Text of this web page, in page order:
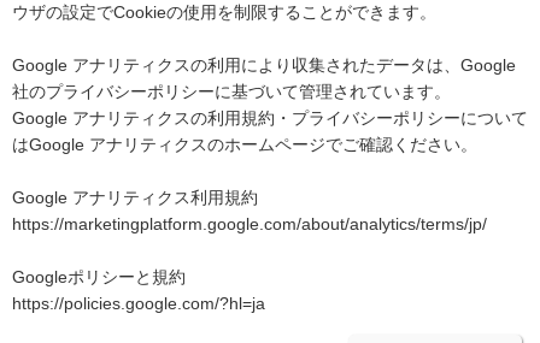
ウザの設定でCookieの使用を制限することができます。
Google アナリティクスの利用により収集されたデータは、Google
社のプライバシーポリシーに基づいて管理されています。
Google アナリティクスの利用規約・プライバシーポリシーについて
はGoogle アナリティクスのホームページでご確認ください。
Google アナリティクス利用規約
https://marketingplatform.google.com/about/analytics/terms/jp/
Googleポリシーと規約
https://policies.google.com/?hl=ja